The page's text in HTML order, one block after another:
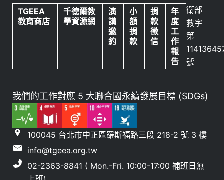
TGEEA
教育商店
千德爾教
學資源網
演
講
邀
約
小
額
捐
款
捐
款
徵
信
年
度
工
作
報
告
衛部
救字
第
號
我們的工作對應 5 大聯合國永續發展目標 (SDGs)
100045 台北市中正區羅斯福路三段 218-2 號 3 樓
info@tgeea.org.tw
02-2363-8841 ( Mon.-Fri. 10:00-17:00 補班日無